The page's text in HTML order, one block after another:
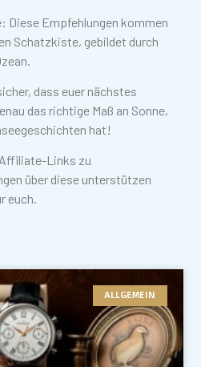
Diese Empfehlungen kommen
Schatzkiste, gebildet durch
dass euer nächstes
das richtige Maß an Sonne,
hat!
Links zu
über diese unterstützen
euch.
ALLGEMEIN